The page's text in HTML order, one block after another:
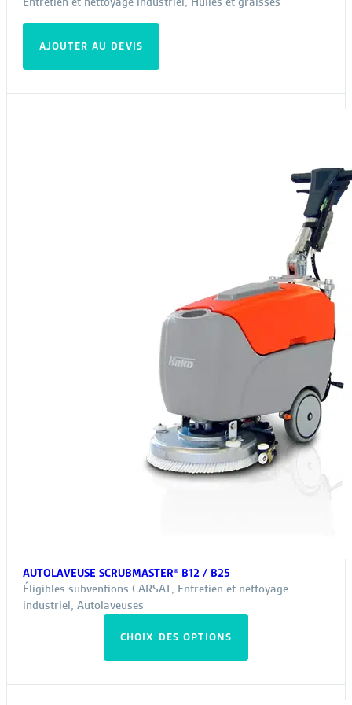
AJOUTER AU DEVIS
AUTOLAVEUSE SCRUBMASTER® B12 / B25
Éligibles subventions CARSAT, Entretien et nettoyage
industriel, Autolaveuses
CHOIX DES OPTIONS
a
plusieurs